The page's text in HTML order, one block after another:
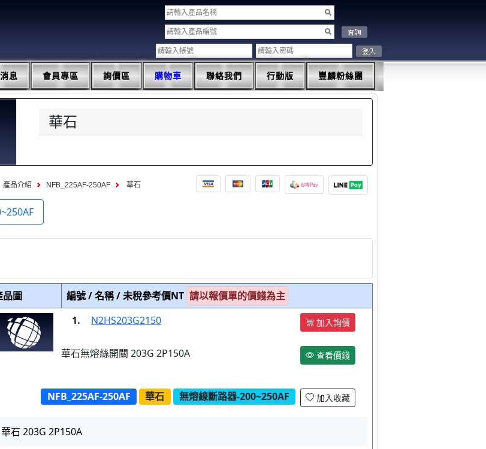
息 會員專區 詢價區 購物車 聯絡我們 行動版 豐麟粉絲團
華石
產品介紹 NFB_225AF-250AF 華石
品圖 編號 / 名稱 / 未稅參考價NT 請以報價單的價錢為主
1.
N2HS203G2150 加入詢價
華石無熔絲開關 203G 2P150A 查看價錢
NFB_225AF-250AF 華石 無熔線斷路器-200~250AF 加入收藏
華石 203G 2P150A